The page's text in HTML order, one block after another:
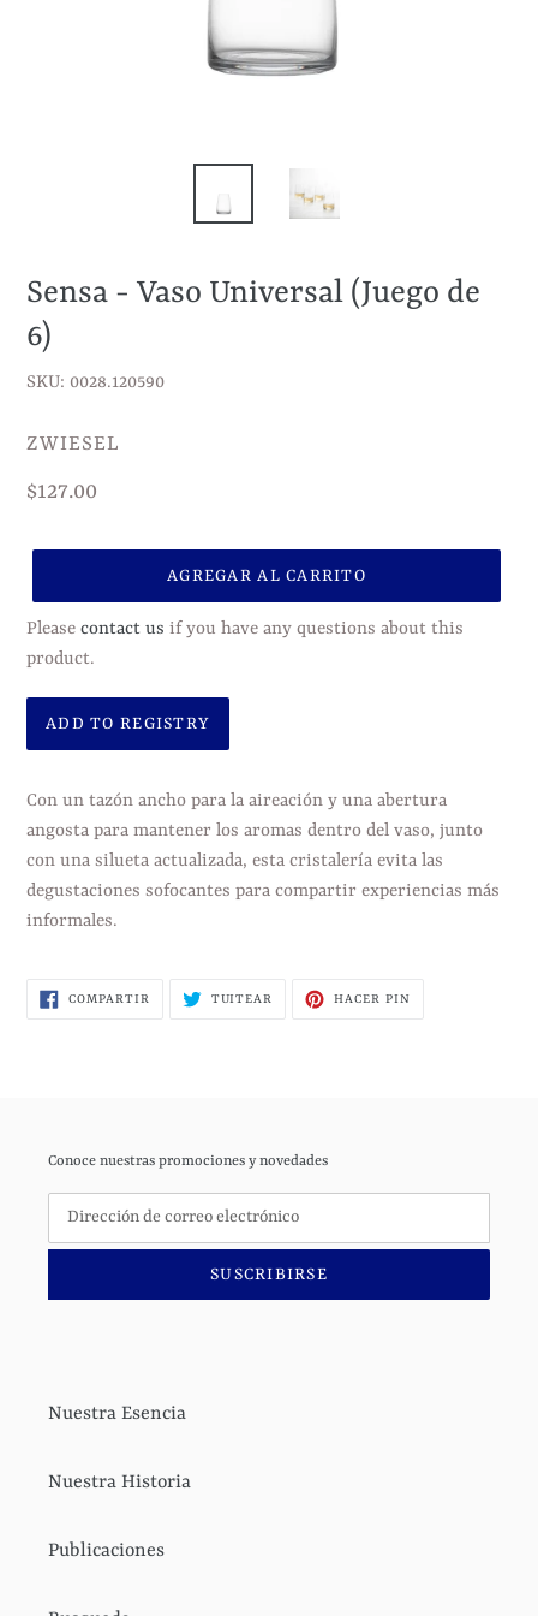
Sensa - Vaso Universal (Juego de
6)
SKU: 0028.120590
VENDEDOR
ZWIESEL
Precio
$127.00
AGREGAR AL CARRITO
Please contact us if you have any questions about this
product.
el
producto
a
tu
carrito
Con un tazón ancho para la aireación y una abertura
angosta para mantener los aromas dentro del vaso, junto
con una silueta actualizada, esta cristalería evita las
degustaciones sofocantes para compartir experiencias más
informales.
COMPARTIR COMPARTIRTUITEAR TUITEARHACER PINPINEAR
Conoce nuestras promociones y novedades
SUSCRIBIRSE
Nuestra Esencia
Nuestra Historia
Publicaciones